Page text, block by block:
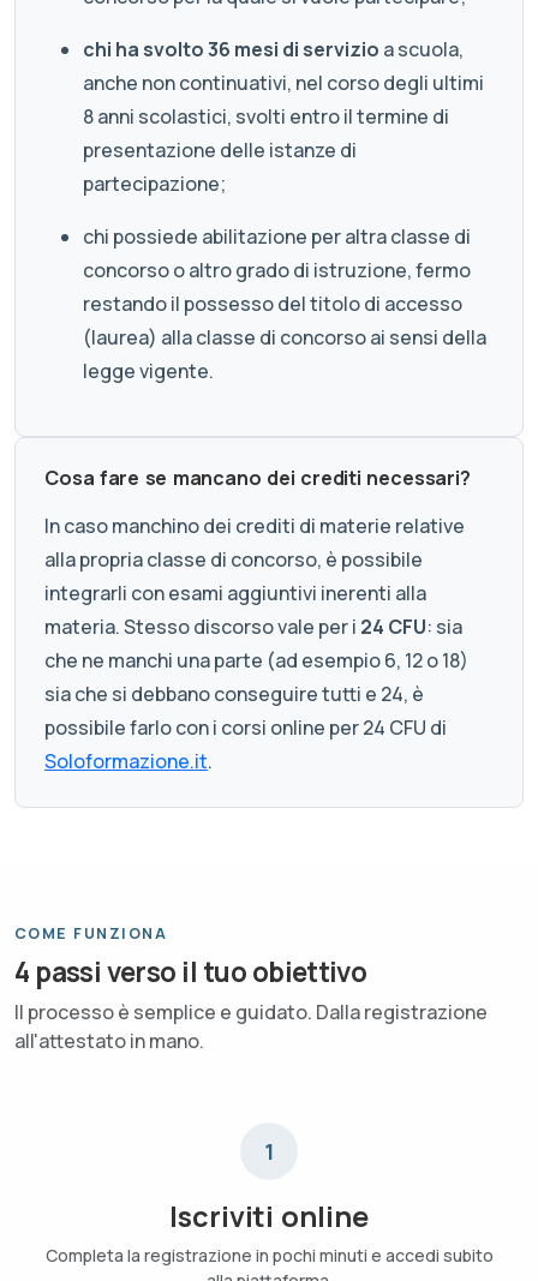
chi ha svolto36 mesi di servizio a scuola,
anche non continuativi, nel corso degli ultimi
8 anni scolastici, svolti entro il termine di
presentazione delle istanze di
partecipazione;
chi possiede abilitazione per altra classe di
concorso o altro grado di istruzione, fermo
restando il possesso del titolo di accesso
(laurea) alla classe di concorso ai sensi della
legge vigente.
Cosa fare se mancano dei crediti necessari?
In caso manchino dei crediti di materie relative
alla propria classe di concorso, è possibile
integrarli con esami aggiuntivi inerenti alla
materia. Stesso discorso vale per i 24 CFU: sia
che ne manchi una parte (ad esempio 6, 12 o 18)
sia che si debbano conseguire tutti e 24, è
possibile farlo con i corsi online per 24 CFU di
Soloformazione.it.
COME FUNZIONA
4 passi verso il tuo obiettivo
Il processo è semplice e guidato. Dalla registrazione
all'attestato in mano.
1
Iscriviti online
Completa la registrazione in pochi minuti e accedi subito